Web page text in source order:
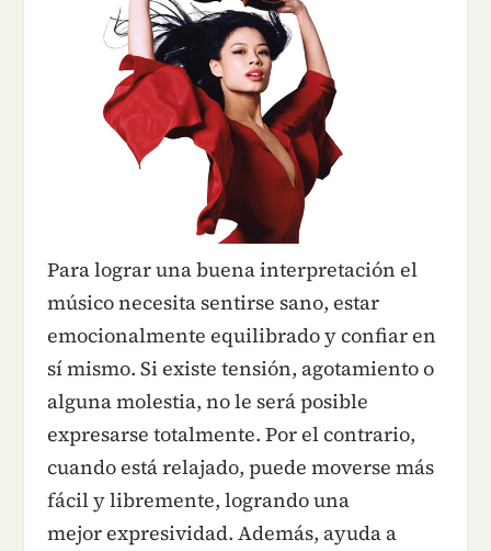
Para lograr una buena interpretación el
músico necesita sentirse sano, estar
emocionalmente equilibrado y confiar en
sí mismo. Si existe tensión, agotamiento o
alguna molestia, no le será posible
expresarse totalmente. Por el contrario,
cuando está relajado, puede moverse más
fácil y libremente, logrando una
mejor expresividad. Además, ayuda a